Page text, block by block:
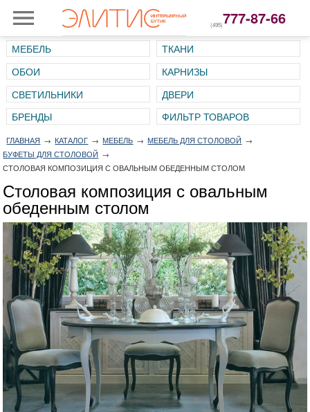
(495)777-87-66
МЕБЕЛЬ
ТКАНИ
ОБОИ
КАРНИЗЫ
СВЕТИЛЬНИКИ
ДВЕРИ
ГЛАВНАЯ → КАТАЛОГ → МЕБЕЛЬ → МЕБЕЛЬ ДЛЯ СТОЛОВОЙ →
БУФЕТЫ ДЛЯ СТОЛОВОЙ →
СТОЛОВАЯ КОМПОЗИЦИЯ С ОВАЛЬНЫМ ОБЕДЕННЫМ СТОЛОМ
Столовая композиция с овальным
обеденным столом